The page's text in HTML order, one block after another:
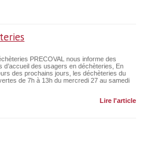
PRECOVAL nous informe des
d’accueil des usagers en déchèteries, En
des prochains jours, les déchèteries du
de 7h à 13h du mercredi 27 au samedi
Lire l'article